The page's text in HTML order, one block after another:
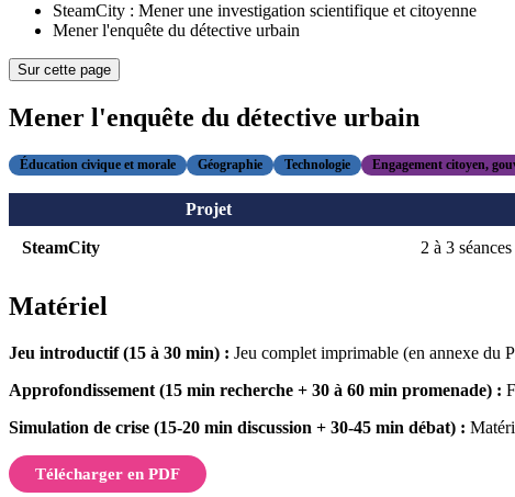
SteamCity : Mener une investigation scientifique et citoyenne
Mener l'enquête du détective urbain
Sur cette page
Mener l'enquête du détective urbain
Éducation civique et morale Géographie Technologie Engagement citoyen,
Projet
SteamCity 2 à 3 séances
Matériel
Jeu introductif (15 à 30 min) : Jeu complet imprimable (en annexe du
Approfondissement (15 min recherche + 30 à 60 min promenade) :
Simulation de crise (15-20 min discussion + 30-45 min débat) :
Télécharger en PDF